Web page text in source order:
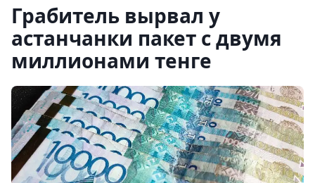
Грабитель вырвал у
астанчанки пакет с двумя
миллионами тенге